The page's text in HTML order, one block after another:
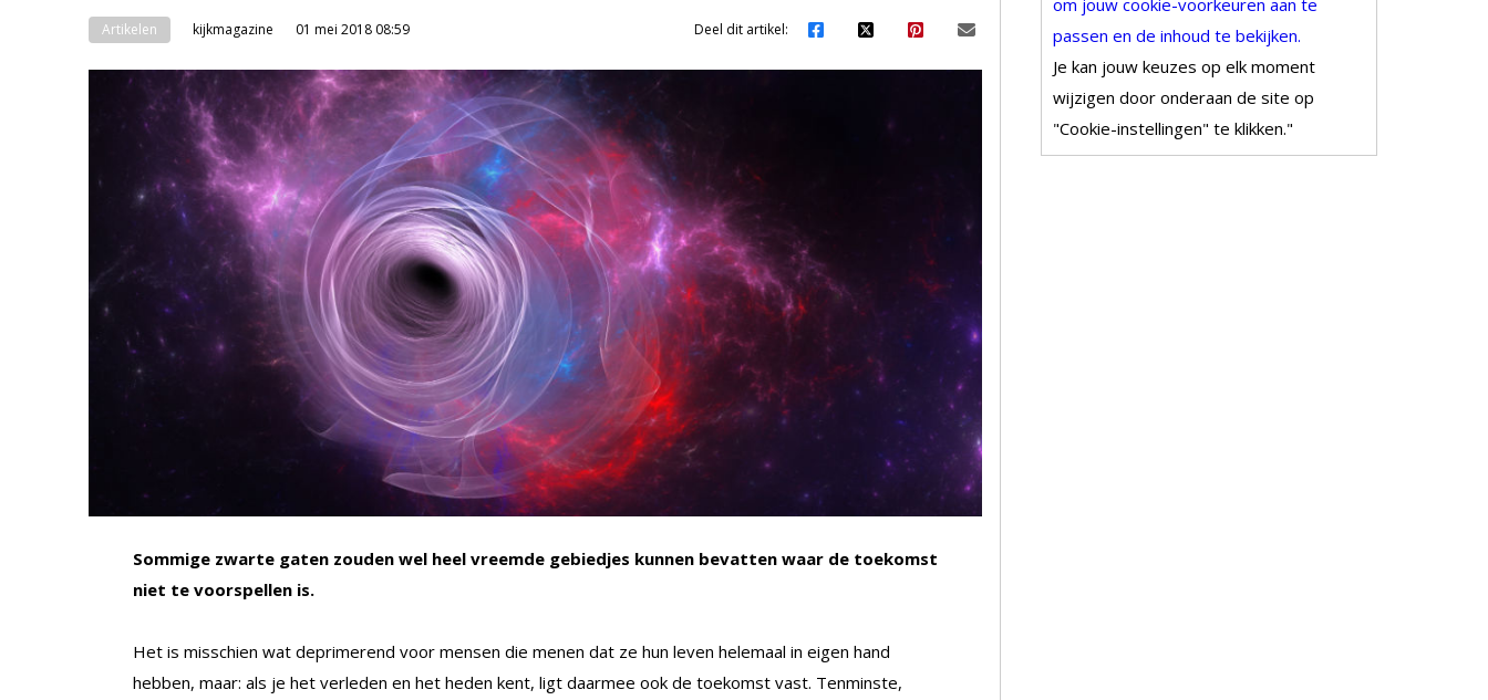
Artikelen kijkmagazine 01 mei 2018 08:59 Deel dit artikel:
Sommige zwarte gaten zouden wel heel vreemde gebiedjes kunnen bevatten waar de toekomst
niet te voorspellen is.
Het is misschien wat deprimerend voor mensen die menen dat ze hun leven helemaal in eigen hand
hebben, maar: als je het verleden en het heden kent, ligt daarmee ook de toekomst vast. Tenminste,
om jouw cookie-voorkeuren aan te
passen en de inhoud te bekijken.
Je kan jouw keuzes op elk moment
wijzigen door onderaan de site op
"Cookie-instellingen" te klikken."